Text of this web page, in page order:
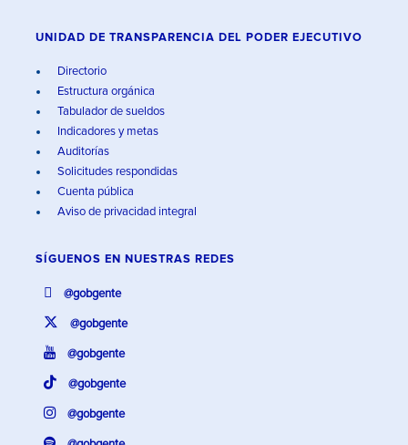
UNIDAD DE TRANSPARENCIA DEL PODER EJECUTIVO
Directorio
Estructura orgánica
Tabulador de sueldos
Indicadores y metas
Auditorías
Solicitudes respondidas
Cuenta pública
Aviso de privacidad integral
SÍGUENOS EN NUESTRAS REDES
@gobgente
@gobgente
@gobgente
@gobgente
@gobgente